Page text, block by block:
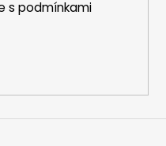
s podmínkami